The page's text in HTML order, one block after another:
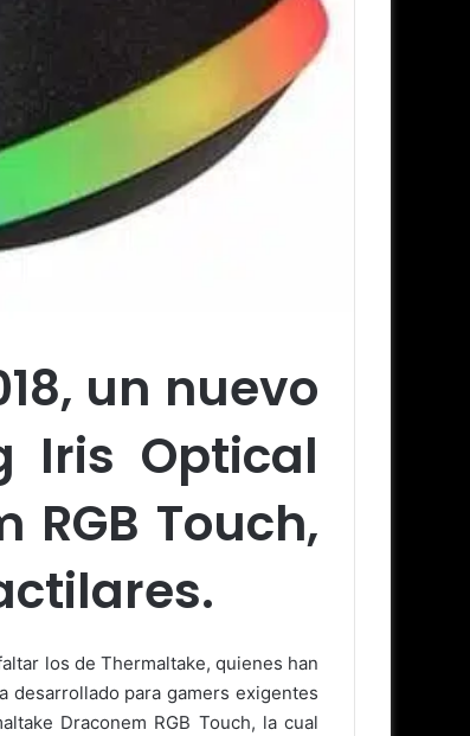
un nuevo
Iris Optical
Touch,
los de Thermaltake, quienes han
desarrollado para gamers exigentes
Draconem RGB Touch, la cual